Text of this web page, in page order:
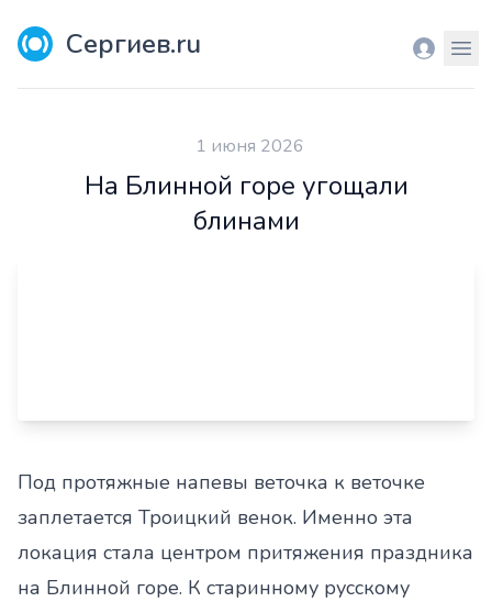
Сергиев.ru Вход
1 июня 2026
На Блинной горе угощали
блинами
Под протяжные напевы веточка к веточке
заплетается Троицкий венок. Именно эта
локация стала центром притяжения праздника
на Блинной горе. К старинному русскому